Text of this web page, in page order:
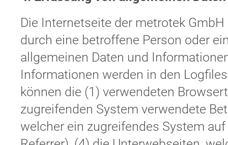
Die Internetseite der metrotek
durch eine betroffene Person oder
allgemeinen Daten und
Informationen werden in den
können die (1) verwendeten
zugreifenden System verwendete
welcher ein zugreifendes System